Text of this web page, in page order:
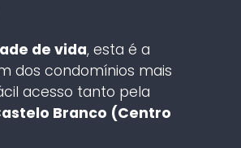
de vida, esta é a
dos condomínios mais
acesso tanto pela
Branco (Centro